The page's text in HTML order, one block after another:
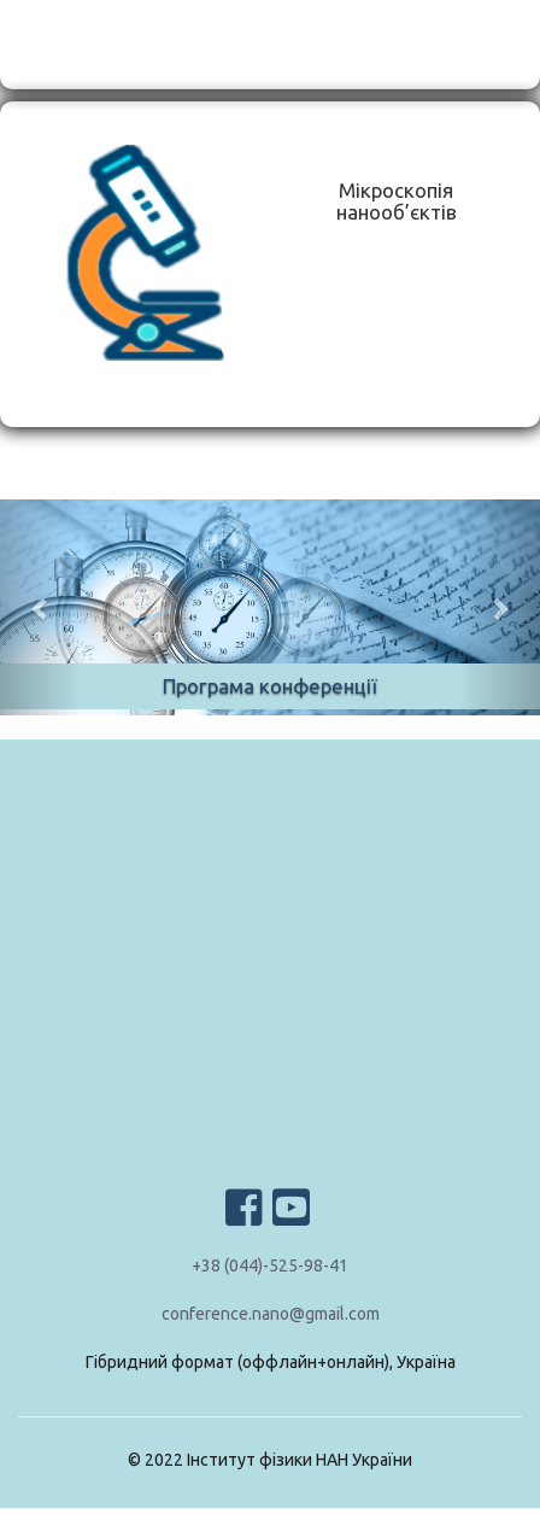
Мікроскопія
нанооб’єктів
Постерна сесія
+38 (044)-525-98-41
conference.nano@gmail.com
Гібридний формат (оффлайн+онлайн), Україна
© 2022 Інститут фізики НАН України